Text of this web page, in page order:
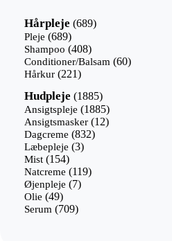
Hårpleje 689689
Pleje 689689
varer
Shampoo 408408
varer
Conditioner/Balsam 6060
Hårkur 221221
Hudpleje 18851885
varer
Ansigtspleje 18851885
varer
Ansigtsmasker 1212
Dagcreme 832832
Læbepleje 33
Mist 154154
varer
Natcreme 119119
Øjenpleje 77
Olie 4949
varer
Serum 709709